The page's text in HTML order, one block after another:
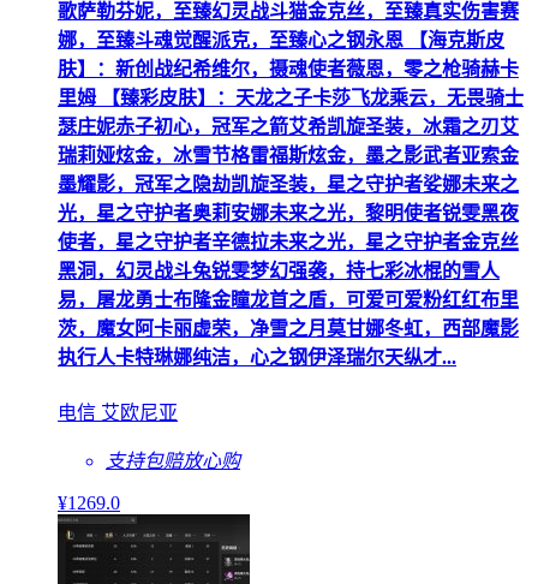
歌萨勒芬妮，至臻幻灵战斗猫金克丝，至臻真实伤害赛
娜，至臻斗魂觉醒派克，至臻心之钢永恩 【海克斯皮
肤】：新创战纪希维尔，摄魂使者薇恩，零之枪骑赫卡
里姆 【臻彩皮肤】：天龙之子卡莎飞龙乘云，无畏骑士
瑟庄妮赤子初心，冠军之箭艾希凯旋圣装，冰霜之刃艾
瑞莉娅炫金，冰雪节格雷福斯炫金，墨之影武者亚索金
墨耀影，冠军之隐劫凯旋圣装，星之守护者娑娜未来之
光，星之守护者奥莉安娜未来之光，黎明使者锐雯黑夜
使者，星之守护者辛德拉未来之光，星之守护者金克丝
黑洞，幻灵战斗兔锐雯梦幻强袭，持七彩冰棍的雪人
易，屠龙勇士布隆金瞳龙首之盾，可爱可爱粉红红布里
茨，魔女阿卡丽虚荣，净雪之月莫甘娜冬虹，西部魔影
执行人卡特琳娜纯洁，心之钢伊泽瑞尔天纵才...
电信 艾欧尼亚
支持包赔放心购
¥1269.0